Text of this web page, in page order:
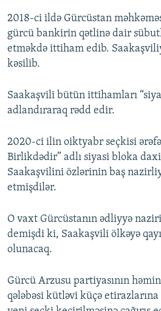
2018-ci ildə Gürcüstan
gürcü bankirin qətlinə dair
etməkdə ittiham edib.
kəsilib.
Saakaşvili bütün ittihamları
adlandıraraq rədd edir.
2020-ci ilin oiktyabr seçkisi
Birlikdədir” adlı siyasi bloka
Saakaşvilini özlərinin baş
etmişdilər.
O vaxt Gürcüstanın ədliyyə naziri
demişdi ki, Saakaşvili ölkəyə
olunacaq.
Gürcü Arzusu partiyasının
qələbəsi kütləvi küçə